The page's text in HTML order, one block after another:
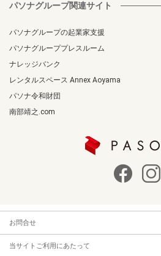
パソナグループ関連サイト
パソナグループの起業家支援
パソナグループプレスルーム
ナレッジバンク
レンタルスペース Annex Aoyama
パソナ令和財団
南部靖之.com
お問合せ
当サイトご利用にあたって